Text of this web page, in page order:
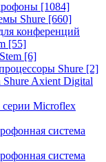
[1084]
Shure [660]
конференций
[55]
[6]
Shure [2]
Axient Digital
Microflex
система
система